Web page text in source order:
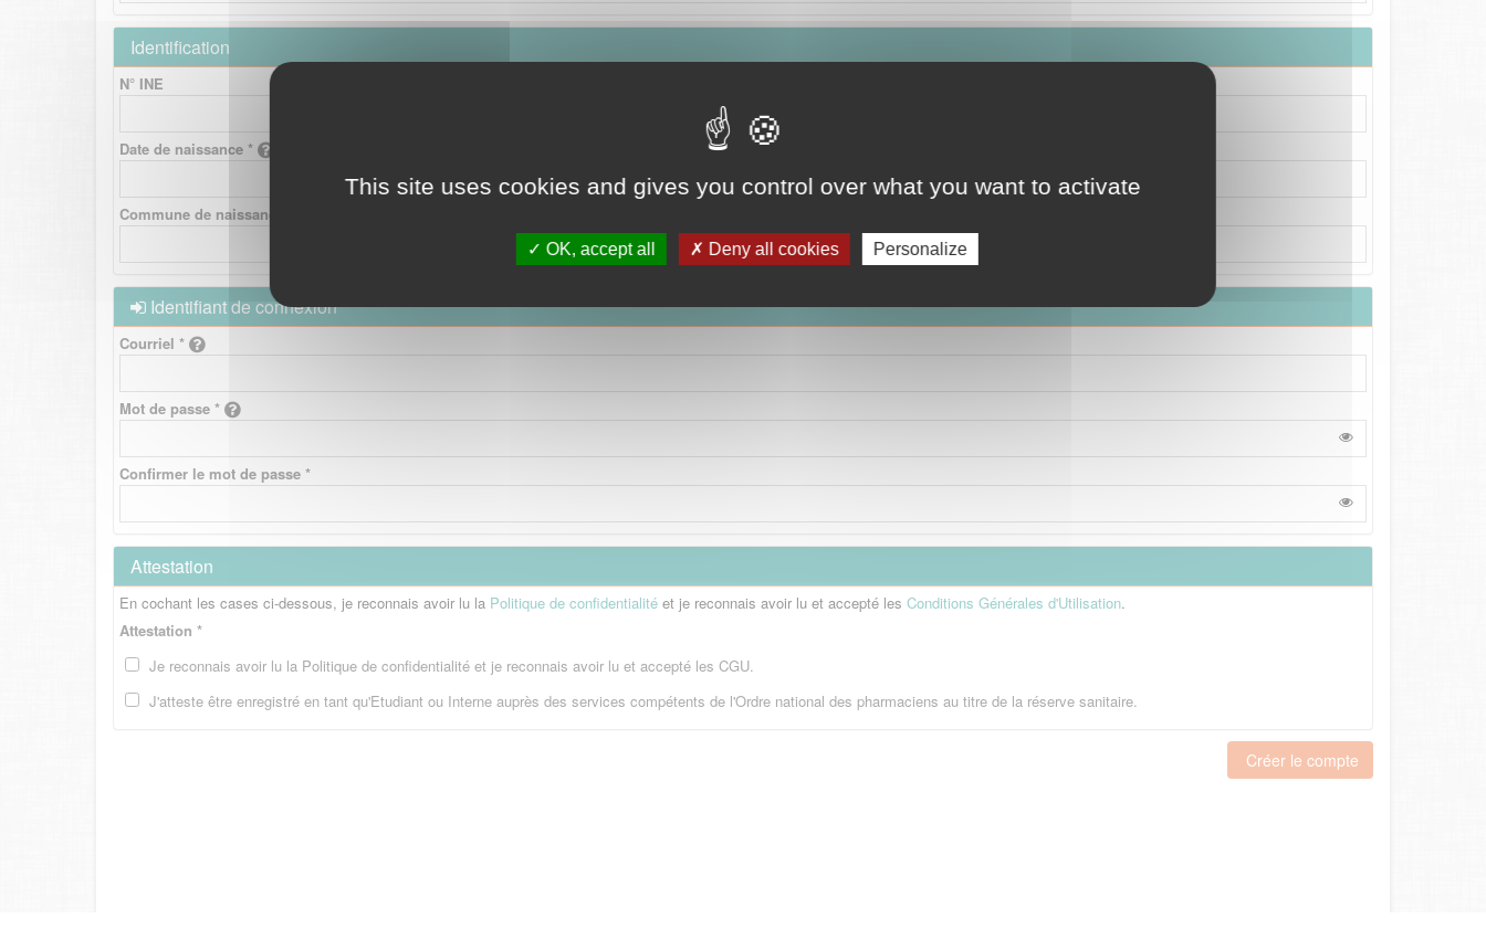
This site uses cookies and gives you control over what you want to activate
OK, accept all Deny all cookies Personalize
Identification
N° INE
Date de naissance *
Commune de naissance *
Identifiant de connexion
Courriel *
Mot de passe *
Confirmer le mot de passe *
Attestation
En cochant les cases ci-dessous, je reconnais avoir lu la Politique de confidentialité et je reconnais avoir lu et accepté les Conditions Générales d'Utilisation.
Attestation *
Je reconnais avoir lu la Politique de confidentialité et je reconnais avoir lu et accepté les CGU.
J'atteste être enregistré en tant qu'Etudiant ou Interne auprès des services compétents de l'Ordre national des pharmaciens au titre de la réserve sanitaire.
Créer le compte